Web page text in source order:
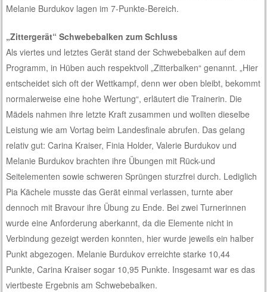
Melanie Burdukov lagen im 7-Punkte-Bereich.
„Zittergerät“ Schwebebalken zum Schluss
Als viertes und letztes Gerät stand der Schwebebalken auf dem
Programm, in Hüben auch respektvoll „Zitterbalken“ genannt. „Hier
entscheidet sich oft der Wettkampf, denn wer oben bleibt, bekommt
normalerweise eine hohe Wertung“, erläutert die Trainerin. Die
Mädels nahmen ihre letzte Kraft zusammen und wollten dieselbe
Leistung wie am Vortag beim Landesfinale abrufen. Das gelang
relativ gut: Carina Kraiser, Finia Holder, Valerie Burdukov und
Melanie Burdukov brachten ihre Übungen mit Rück-und
Seitelementen sowie schweren Sprüngen sturzfrei durch. Lediglich
Pia Kächele musste das Gerät einmal verlassen, turnte aber
dennoch mit Bravour ihre Übung zu Ende. Bei zwei Turnerinnen
wurde eine Anforderung aberkannt, da die Elemente nicht in
Verbindung gezeigt werden konnten, hier wurde jeweils ein halber
Punkt abgezogen. Melanie Burdukov erreichte starke 10,44
Punkte, Carina Kraiser sogar 10,95 Punkte. Insgesamt war es das
viertbeste Ergebnis am Schwebebalken.